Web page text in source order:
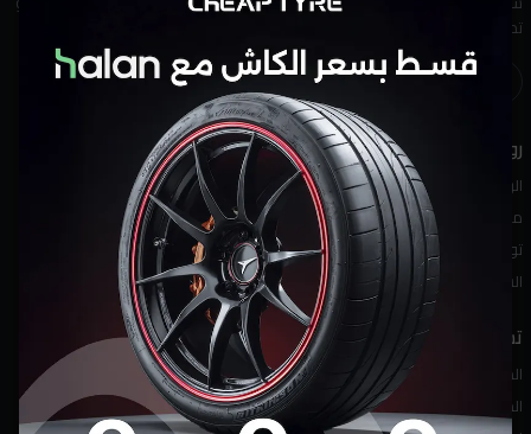
تحتاج إلى نصيحة من خبير؟ لا تتردد—تواصل معنا اليوم!
روابط مفيدة
الرئيسية
من نحن
تواصل معنا
الشروط والأحكام
تسوق
الماركات
المنتجات